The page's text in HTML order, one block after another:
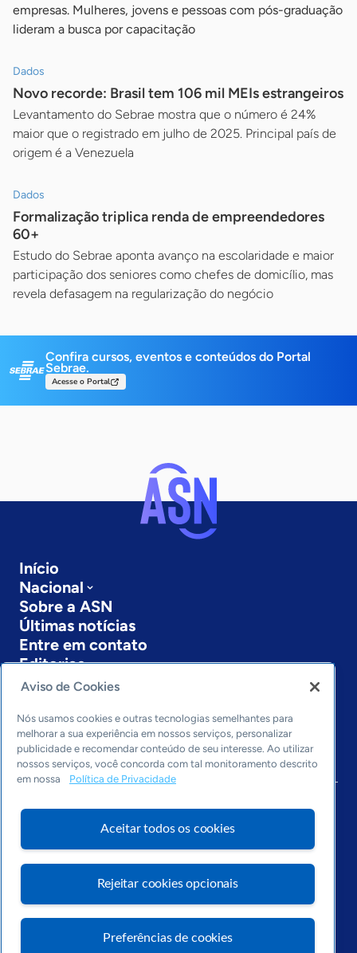
empresas. Mulheres, jovens e pessoas com pós-graduação
lideram a busca por capacitação
Dados
Novo recorde: Brasil tem 106 mil MEIs estrangeiros
Levantamento do Sebrae mostra que o número é 24%
maior que o registrado em julho de 2025. Principal país de
origem é a Venezuela
Dados
Formalização triplica renda de empreendedores
60+
Estudo do Sebrae aponta avanço na escolaridade e maior
participação dos seniores como chefes de domicílio, mas
revela defasagem na regularização do negócio
Confira cursos, eventos e conteúdos do Portal
Sebrae.
Acesse o Portal
Início
Nacional
Sobre a ASN
Últimas notícias
Entre em contato
Editorias
Economia & Política
Inovação & Tecnologia
Cultura empreendedora
Dados
Arquivo
Aviso de Cookies
Nós usamos cookies e outras tecnologias semelhantes para
melhorar a sua experiência em nossos serviços, personalizar
publicidade e recomendar conteúdo de seu interesse. Ao utilizar
nossos serviços, você concorda com tal monitoramento descrito
em nossa
Política de Privacidade
Aceitar todos os cookies
Rejeitar cookies opcionais
Preferências de cookies